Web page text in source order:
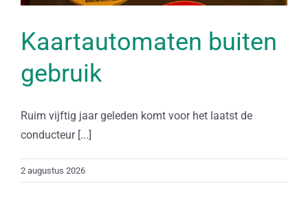
Kaartautomaten buiten
gebruik
Ruim vijftig jaar geleden komt voor het laatst de
conducteur [...]
2 augustus 2026